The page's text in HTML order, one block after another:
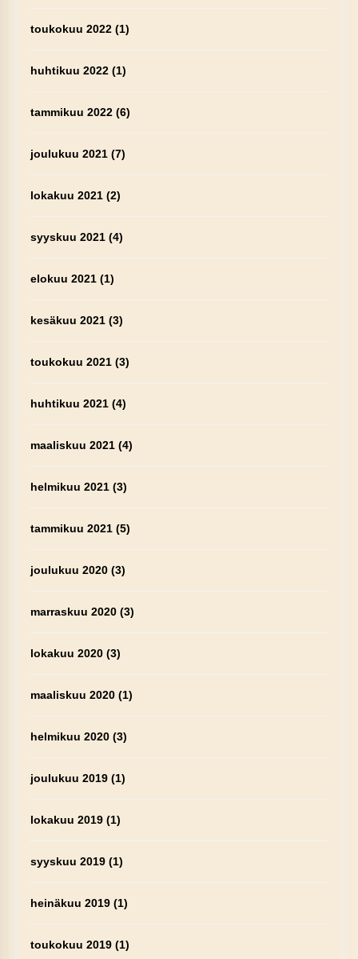
toukokuu 2022(1)
huhtikuu 2022(1)
tammikuu 2022(6)
joulukuu 2021(7)
lokakuu 2021(2)
syyskuu 2021(4)
elokuu 2021(1)
kesäkuu 2021(3)
toukokuu 2021(3)
huhtikuu 2021(4)
maaliskuu 2021(4)
helmikuu 2021(3)
tammikuu 2021(5)
joulukuu 2020(3)
marraskuu 2020(3)
lokakuu 2020(3)
maaliskuu 2020(1)
helmikuu 2020(3)
joulukuu 2019(1)
lokakuu 2019(1)
syyskuu 2019(1)
heinäkuu 2019(1)
toukokuu 2019(1)